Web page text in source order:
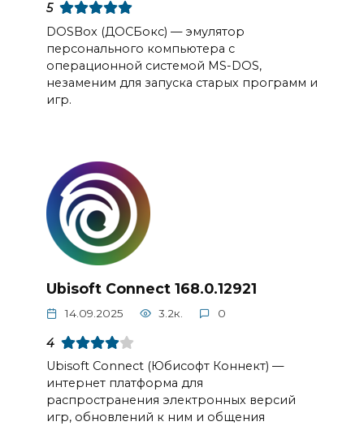
5
DOSBox (ДОСБокс) — эмулятор
персонального компьютера с
операционной системой MS-DOS,
незаменим для запуска старых программ и
игр.
Ubisoft Connect 168.0.12921
14.09.2025 3.2к. 0
4
Ubisoft Connect (Юбисофт Коннект) —
интернет платформа для
распространения электронных версий
игр, обновлений к ним и общения